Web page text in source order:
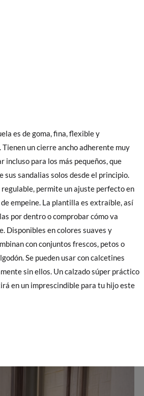
son GRATIS y puedes realizarlos
acelerar el envío, puedes por muy
precio final será el de los zapatos que
& Devolucionesde nuestra web
de todo: te mandaremos otra
tienes que preocuparte por nada!
de enviarte un mensajero para que te